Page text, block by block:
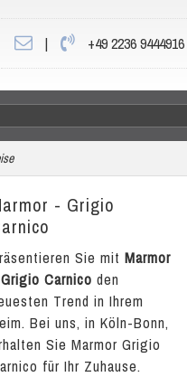
| +49 2236 9444916
- Grigio
Sie mit Marmor
Carnico den
Trend in Ihrem
Bei uns, in Köln-Bonn,
Sie Marmor Grigio
für Ihr Zuhause.